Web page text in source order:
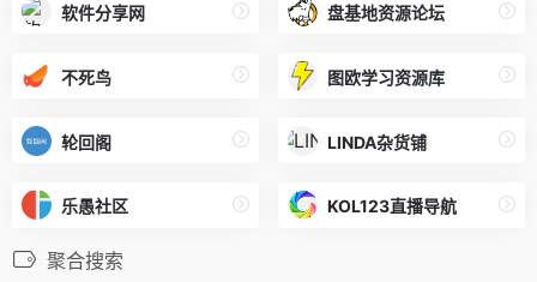
软件分享网 盘基地资源论坛
不死鸟 图欧学习资源库
轮回阁 LINDA杂货铺
乐愚社区 KOL123直播导航
聚合搜索